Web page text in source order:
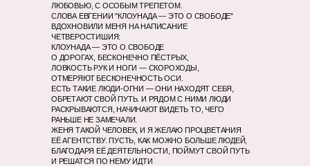
ЛЮБОВЬЮ, С ОСОБЫМ ТРЕПЕТОМ.
СЛОВА ЕВГЕНИИ "КЛОУНАДА — ЭТО О СВОБОДЕ"
ВДОХНОВИЛИ МЕНЯ НА НАПИСАНИЕ
ЧЕТВЕРОСТИШИЯ:
КЛОУНАДА — ЭТО О СВОБОДЕ
О ДОРОГАХ, БЕСКОНЕЧНО ПЁСТРЫХ,
ЛОВКОСТЬ РУК И НОГИ — СКОРОХОДЫ,
ОТМЕРЯЮТ БЕСКОНЕЧНОСТЬ ОСИ.
ЕСТЬ ТАКИЕ ЛЮДИ-ОГНИ — ОНИ НАХОДЯТ СЕБЯ,
ОБРЕТАЮТ СВОЙ ПУТЬ. И РЯДОМ С НИМИ ЛЮДИ
РАСКРЫВАЮТСЯ, НАЧИНАЮТ ВИДЕТЬ ТО, ЧЕГО
РАНЬШЕ НЕ ЗАМЕЧАЛИ.
ЖЕНЯ ТАКОЙ ЧЕЛОВЕК, И Я ЖЕЛАЮ ПРОЦВЕТАНИЯ
ЕЁ АГЕНТСТВУ. ПУСТЬ, КАК МОЖНО БОЛЬШЕ ЛЮДЕЙ,
БЛАГОДАРЯ ЕЁ ДЕЯТЕЛЬНОСТИ, ПОЙМУТ СВОЙ ПУТЬ
И РЕШАТСЯ ПО НЕМУ ИДТИ